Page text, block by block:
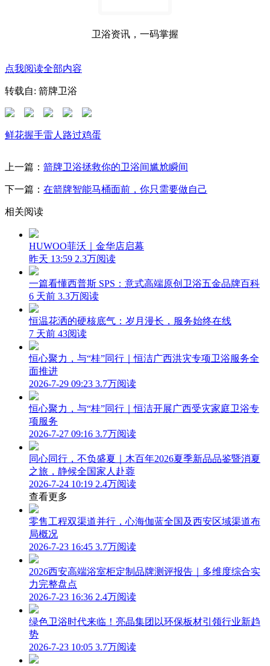
卫浴资讯，一码掌握
点我阅读全部内容
转载自: 箭牌卫浴
鲜花握手雷人 路过鸡蛋
上一篇： 箭牌卫浴拯救你的卫浴间尴尬瞬间
下一篇： 在箭牌智能马桶面前，你只需要做自己
相关阅读
HUWOO菲沃｜金华店启幕
昨天 13:59 2.3万阅读
一篇看懂西普斯 SPS：意式高端原创卫浴五金品牌百科
6 天前 3.3万阅读
恒温花洒的硬核底气：岁月漫长，服务始终在线
7 天前 43阅读
恒心聚力，与“桂”同行｜恒洁广西洪灾专项卫浴服务全
面推进
2026-7-29 09:23 3.7万阅读
恒心聚力，与“桂”同行｜恒洁开展广西受灾家庭卫浴专
项服务
2026-7-27 09:16 3.7万阅读
同心同行，不负盛夏｜木百年2026夏季新品品鉴暨消夏
之旅，静候全国家人赴蓉
2026-7-24 10:19 2.4万阅读
查看更多
零售工程双渠道并行，心海伽蓝全国及西安区域渠道布
局概况
2026-7-23 16:45 3.7万阅读
2026西安高端浴室柜定制品牌测评报告｜多维度综合实
力完整盘点
2026-7-23 16:36 2.4万阅读
绿色卫浴时代来临！亮晶集团以环保板材引领行业新趋
势
2026-7-23 10:05 3.7万阅读